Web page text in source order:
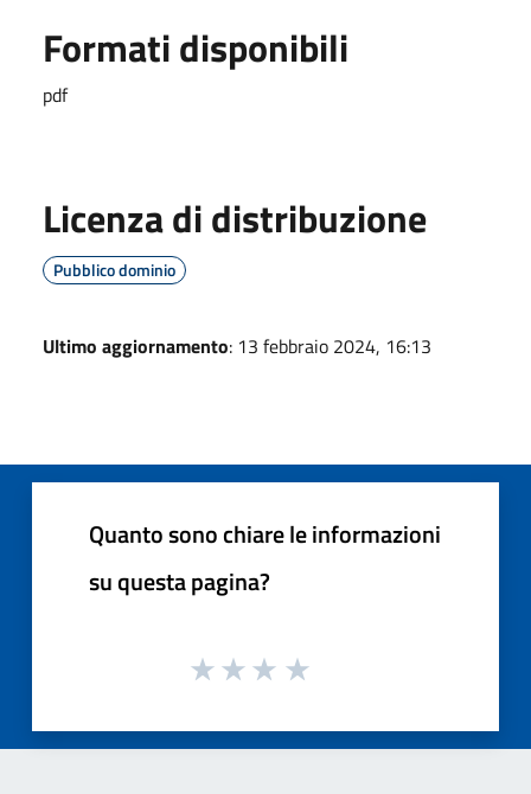
Formati disponibili
pdf
Licenza di distribuzione
Pubblico dominio
Ultimo aggiornamento: 13 febbraio 2024, 16:13
Quanto sono chiare le informazioni
su questa pagina?